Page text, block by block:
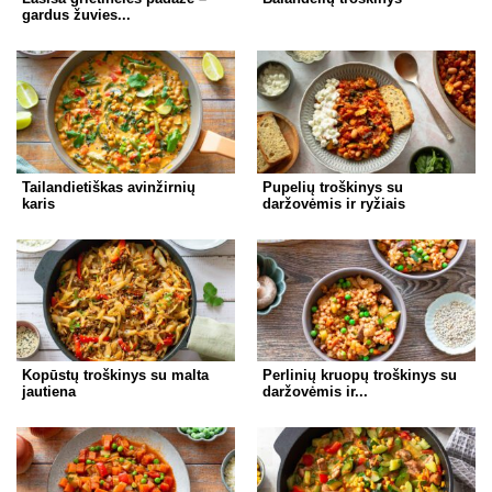
gardus žuvies...
Tailandietiškas avinžirnių
karis
Pupelių troškinys su
daržovėmis ir ryžiais
Kopūstų troškinys su malta
jautiena
Perlinių kruopų troškinys su
daržovėmis ir...